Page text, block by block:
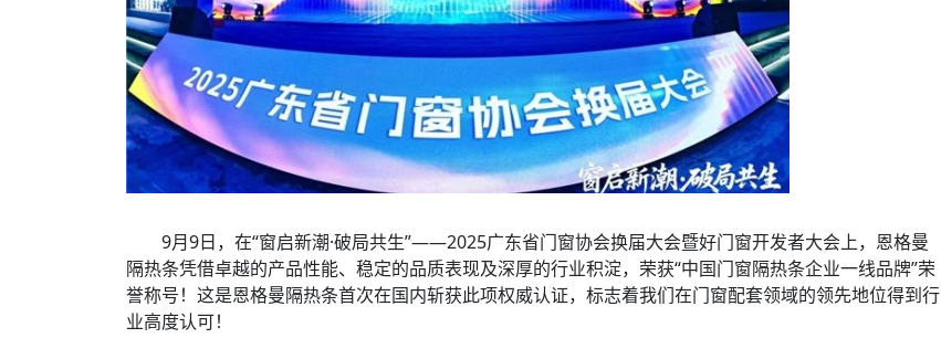
9月9日，在“窗启新潮·破局共生”——2025广东省门窗协会换届大会暨好门窗开发者大会上，恩格曼
隔热条凭借卓越的产品性能、稳定的品质表现及深厚的行业积淀，荣获“中国门窗隔热条企业一线品牌”荣
誉称号！这是恩格曼隔热条首次在国内斩获此项权威认证，标志着我们在门窗配套领域的领先地位得到行
业高度认可！